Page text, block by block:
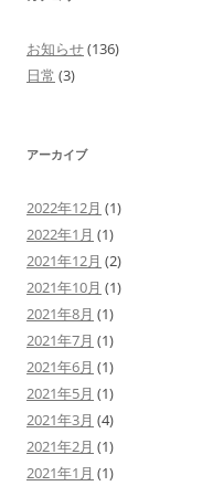
お知らせ(136)
日常 (3)
アーカイブ
2022年12月 (1)
2022年1月 (1)
2021年12月 (2)
2021年10月 (1)
2021年8月 (1)
2021年7月 (1)
2021年6月 (1)
2021年5月 (1)
2021年3月 (4)
2021年2月 (1)
2021年1月 (1)